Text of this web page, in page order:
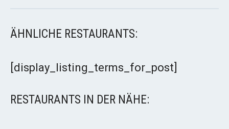
ÄHNLICHE RESTAURANTS:
[display_listing_terms_for_post]
RESTAURANTS IN DER NÄHE: